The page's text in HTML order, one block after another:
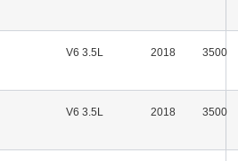
V6 3.5L 2018 3500
V6 3.5L 2018 3500